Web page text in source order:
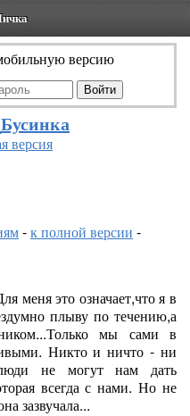
версию
версия
-к полной версии -
меня это означает,что я в
плыву по течению,а
мы сами в
Никто и ничто - ни
не могут нам дать
всегда с нами. Но не
зазвучала...